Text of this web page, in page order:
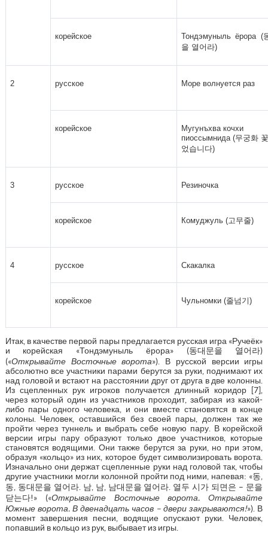
корейское
Тондэмуныль ёрора (
을 열어라)
2 русское Море волнуется раз
корейское
Мугунъхва кочхи
пиоcсымнида (무궁화
었습니다)
3 русское Резиночка
корейское Комуджуль (고무줄)
4 русское Скакалка
корейское Чульномки (줄넘기)
Итак, в качестве первой пары предлагается русская игра «Ручеёк»
и корейская «Тондэмуныль ёрора» (동대문을 열어라)
(«Открывайте Восточные ворота»). В русской версии игры
абсолютно все участники парами берутся за руки, поднимают их
над головой и встают на расстоянии друг от друга в две колонны.
Из сцепленных рук игроков получается длинный коридор [7],
через который один из участников проходит, забирая из какой-
либо пары одного человека, и они вместе становятся в конце
колоны. Человек, оставшийся без своей пары, должен так же
пройти через туннель и выбрать себе новую пару. В корейской
версии игры пару образуют только двое участников, которые
становятся водящими. Они также берутся за руки, но при этом,
образуя «кольцо» из них, которое будет символизировать ворота.
Изначально они держат сцепленные руки над головой так, чтобы
другие участники могли колонной пройти под ними, напевая: «동,
동, 동대문을 열어라. 남, 남, 남대문을 열어라. 열두 시가 되면은 – 문을
닫는다!» («Открывайте Восточные ворота. Открывайте
Южные ворота. В двенадцать часов –двери закрываются!»). В
момент завершения песни, водящие опускают руки. Человек,
попавший в кольцо из рук, выбывает из игры.